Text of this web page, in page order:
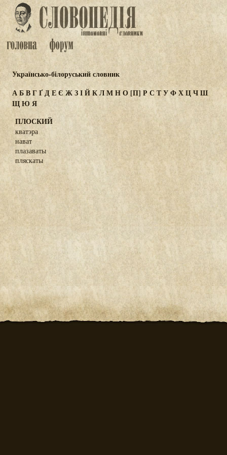
Українсько-білоруський словник
АБВГҐДЕЄ ЖЗІЙКЛМНО[П] Р С ТУФХЦЧШ
ЩЮ Я
ПЛОСКИЙ
кватэра
нават
плазаваты
пляскаты